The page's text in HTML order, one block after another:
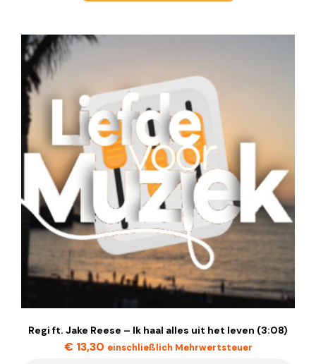
Regi ft. Jake Reese – Ik haal alles uit het leven (3:08)
€13,30 einschließlich Mehrwertsteuer